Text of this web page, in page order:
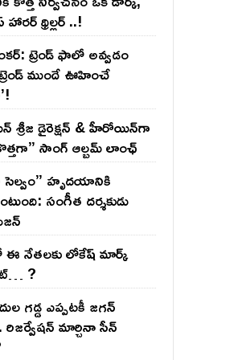
థ్రిల్లర్ ..!
ట్రెండ్‌ ఫాలో అవ్వడం
ముందే ఊహించే
డైరెక్ష‌న్ & హీరోయిన్‌గా
సాంగ్ ఆల్బమ్ లాంఛ్
సెల్వం” హృదయానికి
సంగీత దర్శకుడు
నేత‌ల‌కు లోకేష్ మార్క్
?
గ‌డ్డ ఎప్ప‌ట‌కీ జ‌గ‌న్
రిజ‌ర్వేష‌న్ మార్చినా సీన్